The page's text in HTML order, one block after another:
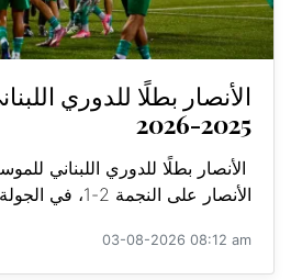
الأنصار بطلًا للدوري
2025-2026
الأنصار على النجمة 2-1، في الجولة ال...
03-08-2026 08:12 am